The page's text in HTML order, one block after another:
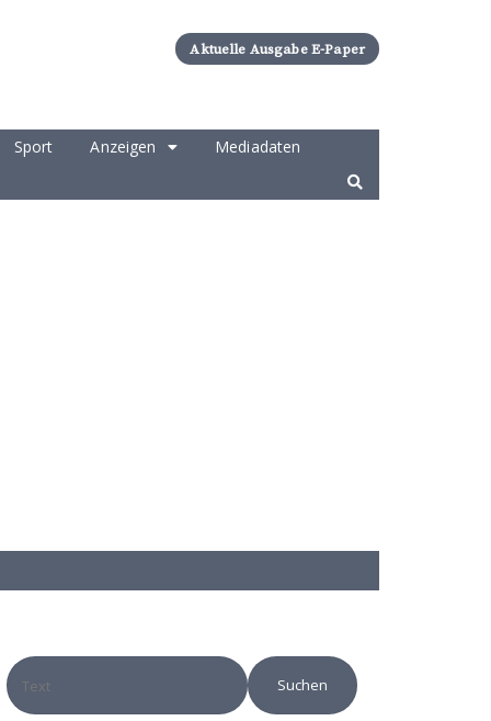
Aktuelle Ausgabe E-Paper
Sport Anzeigen Mediadaten